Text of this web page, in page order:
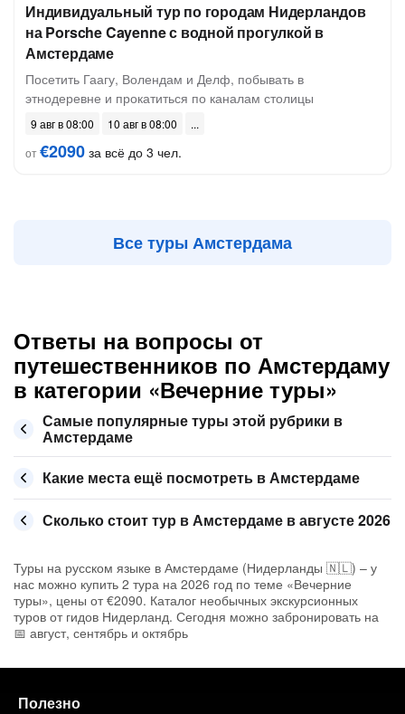
Индивидуальный тур по городам Нидерландов
на Porsche Cayenne с водной прогулкой в
Амстердаме
Посетить Гаагу, Волендам и Делф, побывать в
этнодеревне и прокатиться по каналам столицы
9 авг в 08:00
10 авг в 08:00
от€2090 за всё до 3 чел.
Все туры Амстердама
Ответы на вопросы от
путешественников по Амстердаму
в категории «Вечерние туры»
Самые популярные туры этой рубрики в
Амстердаме
Какие места ещё посмотреть в Амстердаме
Сколько стоит тур в Амстердаме в августе 2026
Туры на русском языке в Амстердаме (Нидерланды 🇳🇱) – у
нас можно купить 2 тура на 2026 год по теме «Вечерние
туры», цены от €2090. Каталог необычных экскурсионных
туров от гидов Нидерланд. Сегодня можно забронировать на
📅 август, сентябрь и октябрь
Полезно